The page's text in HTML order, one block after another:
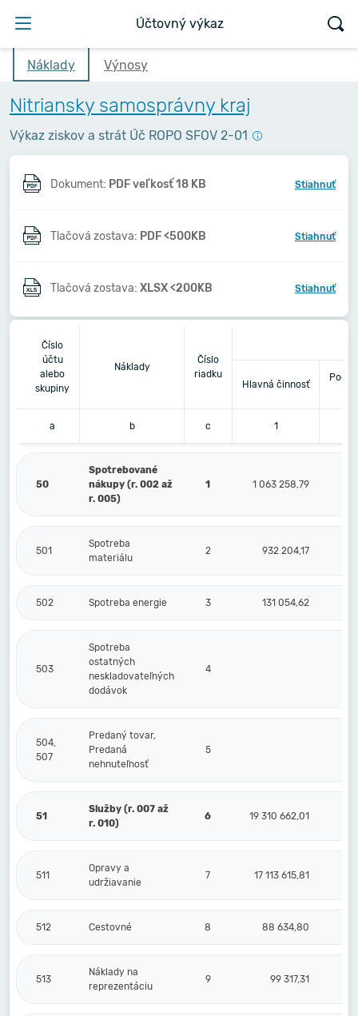
Účtovný výkaz
Náklady Výnosy
Nitriansky samosprávny kraj
Výkaz ziskov a strát Úč ROPO SFOV 2-01
Dokument: PDF veľkosť 18 KB Stiahnuť
Tlačová zostava: PDF <500KB Stiahnuť
Tlačová zostava: XLSX <200KB Stiahnuť
Číslo
účtu
alebo
skupiny
Náklady
Číslo
riadku
Hlavná činnosť
a b c 1
50
Spotrebované
nákupy (r. 002 až
r. 005)
1 1 063 258,79
501
Spotreba
materiálu
2 932 204,17
502 Spotreba energie 3 131 054,62
503
Spotreba
ostatných
neskladovateľných
dodávok
4
504,
507
Predaný tovar,
Predaná
nehnuteľnosť
5
51
Služby (r. 007 až
r. 010)
6 19 310 662,01
511
Opravy a
udržiavanie
7 17 113 615,81
512 Cestovné 8 88 634,80
513
Náklady na
reprezentáciu
9 99 317,31